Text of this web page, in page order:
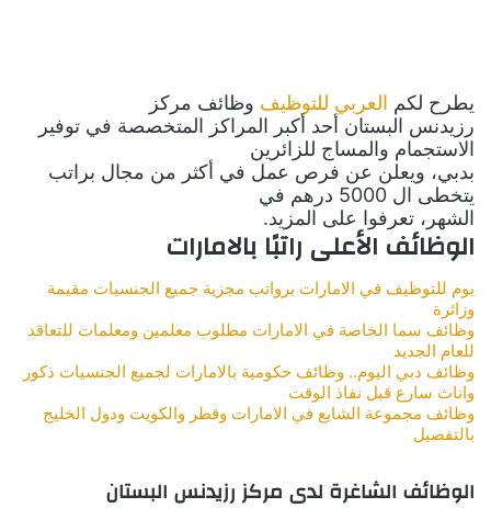
يطرح لكم العربي للتوظيف وظائف مركز
رزيدنس البستان أحد أكبر المراكز المتخصصة في توفير
الاستجمام والمساج للزائرين
بدبي، ويعلن عن فرص عمل في أكثر من مجال براتب
يتخطى ال 5000 درهم في
الشهر، تعرفوا على المزيد.
الوظائف الأعلى راتبًا بالامارات
يوم للتوظيف في الامارات برواتب مجزية جميع الجنسيات مقيمة
وزائرة
وظائف سما الخاصة في الامارات مطلوب معلمين ومعلمات للتعاقد
للعام الجديد
وظائف دبي اليوم.. وظائف حكومية بالامارات لجميع الجنسيات ذكور
واناث سارع قبل نفاذ الوقت
وظائف مجموعة الشايع في الامارات وقطر والكويت ودول الخليج
بالتفصيل
الوظائف الشاغرة لدى مركز رزيدنس البستان